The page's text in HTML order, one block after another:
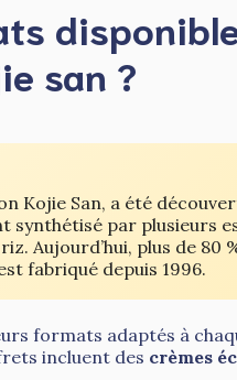
san ?
Kojie San, a été
synthétisé par plusieurs
Aujourd’hui, plus de 80
fabriqué depuis 1996.
formats adaptés à
incluent des crèmes